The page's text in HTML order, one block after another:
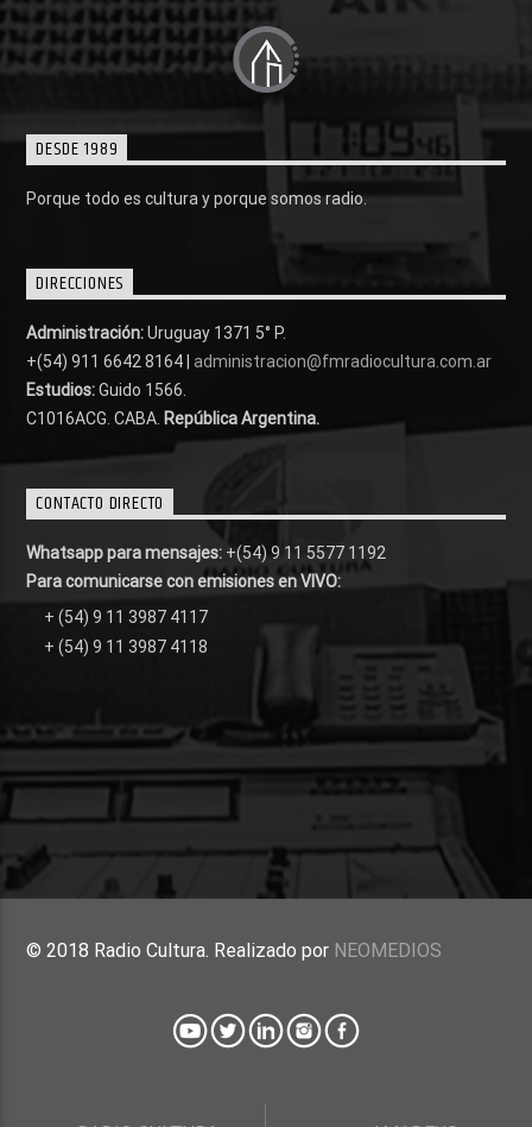
DESDE 1989
Porque todo es cultura y porque somos radio.
DIRECCIONES
Administración:Uruguay 1371 5° P.
+(54) 911 6642 8164 | administracion@fmradiocultura.com.ar
Estudios:Guido 1566.
C1016ACG . CABA. República Argentina.
CONTACTO DIRECTO
Whatsapp para mensajes: +(54) 9 11 5577 1192
Para comunicarse con emisiones en VIVO:
+ (54) 9 11 3987 4117
+ (54) 9 11 3987 4118
© 2018 Radio Cultura. Realizado por NEOMEDIOS